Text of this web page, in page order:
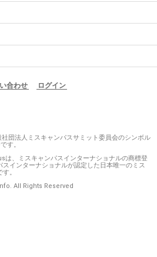
合わせ ログイン
社団法人ミスキャンパスサミット委員会のシンボル
す。
は、ミスキャンパスインターナショナルの商標登
インターナショナルが認定した日本唯一のミス
。
All Rights Reserved